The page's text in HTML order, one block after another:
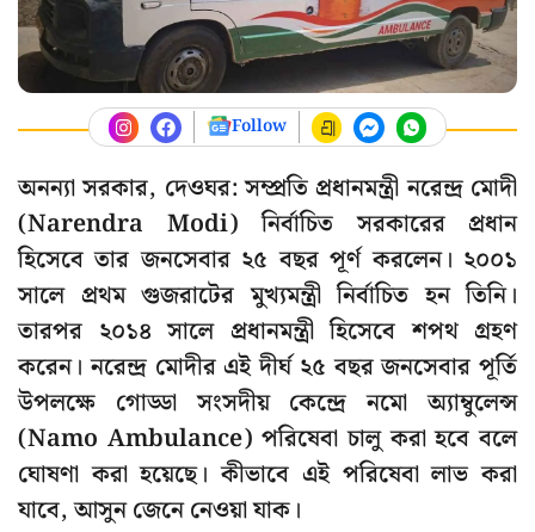
Follow
অনন্যা সরকার, দেওঘর: সম্প্রতি প্রধানমন্ত্রী নরেন্দ্র মোদী
(Narendra Modi) নির্বাচিত সরকারের প্রধান
হিসেবে তার জনসেবার ২৫ বছর পূর্ণ করলেন। ২০০১
সালে প্রথম গুজরাটের মুখ্যমন্ত্রী নির্বাচিত হন তিনি।
তারপর ২০১৪ সালে প্রধানমন্ত্রী হিসেবে শপথ গ্রহণ
করেন। নরেন্দ্র মোদীর এই দীর্ঘ ২৫ বছর জনসেবার পূর্তি
উপলক্ষে গোড্ডা সংসদীয় কেন্দ্রে নমো অ্যাম্বুলেন্স
(Namo Ambulance) পরিষেবা চালু করা হবে বলে
ঘোষণা করা হয়েছে। কীভাবে এই পরিষেবা লাভ করা
যাবে, আসুন জেনে নেওয়া যাক।